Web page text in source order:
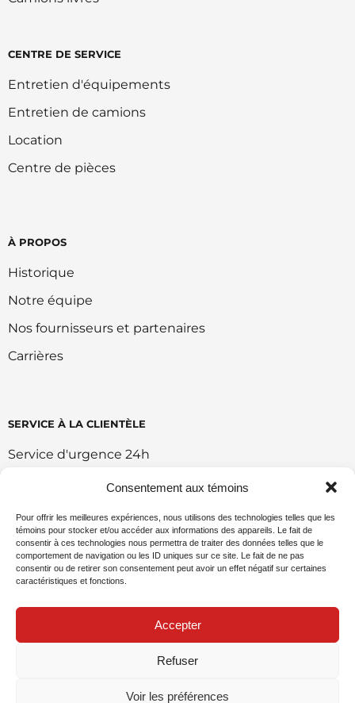
Consentement aux témoins
Pour offrir les meilleures expériences, nous utilisons des technologies telles que les
témoins pour stocker et/ou accéder aux informations des appareils. Le fait de
consentir à ces technologies nous permettra de traiter des données telles que le
comportement de navigation ou les ID uniques sur ce site. Le fait de ne pas
consentir ou de retirer son consentement peut avoir un effet négatif sur certaines
caractéristiques et fonctions.
Accepter
Refuser
Voir les préférences
CENTRE DE SERVICE
Entretien d'équipements
Entretien de camions
Location
Centre de pièces
À PROPOS
Historique
Notre équipe
Nos fournisseurs et partenaires
Carrières
SERVICE À LA CLIENTÈLE
Service d'urgence 24h
Retour et échange
Conditions d'utilisation du portail
Politique de vente en ligne
Politique environnemental